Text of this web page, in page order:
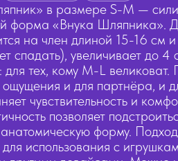
в размере S-M —
форма «Внука Шляпника».
на член длиной 15-16 см
спадать), увеличивает до
тех, кому M-L великоват.
и для партнёра, и
чувствительность и
позволяет
форму.
для использования с